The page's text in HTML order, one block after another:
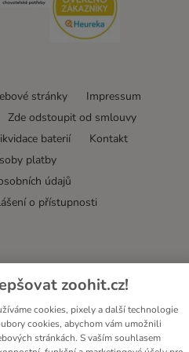
stránky
Impressum
Zde odstoupit od smlouvy
baterií
Kontakt
platby
údajů
o přístupnosti
zoohit.cz!
cookies, pixely a další technologie
cookies, abychom vám umožnili
stránkách. S vaším souhlasem